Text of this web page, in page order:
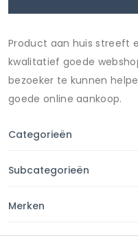
Product aan huis streeft
kwalitatief goede
bezoeker te kunnen
goede online aankoop.
Categorieën
Subcategorieën
Merken